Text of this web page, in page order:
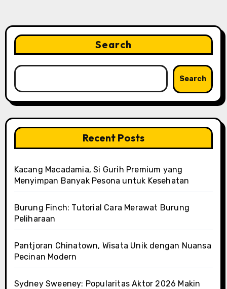
Search
Search
Recent Posts
Kacang Macadamia, Si Gurih Premium yang
Menyimpan Banyak Pesona untuk Kesehatan
Burung Finch: Tutorial Cara Merawat Burung
Peliharaan
Pantjoran Chinatown, Wisata Unik dengan Nuansa
Pecinan Modern
Sydney Sweeney: Popularitas Aktor 2026 Makin